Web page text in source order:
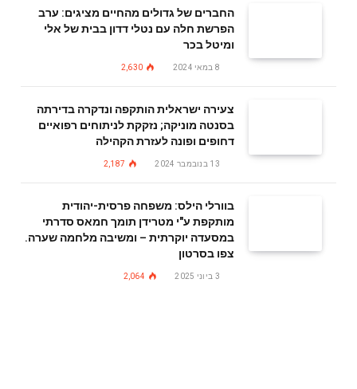
החברים של גדולים מהחיים מציגים: ערב
הפרשת חלה עם נטלי דדון בבית של אלי
ומיטל בכר
8 במאי 2024 2,630
צעירה ישראלית הותקפה ונדקרה בדירתה
בסנטה מוניקה; נזקקת לניתוחים רפואיים
דחופים ופונה לעזרת הקהילה
13 בנובמבר 2024 2,187
בוורלי הילס: משפחה פרסית-יהודית
מותקפת ע"י מטרידן תומך חמאס סדרתי
במסעדה יוקרתית – ומשיבה מלחמה שערה.
צפו בסרטון
3 ביוני 2025 2,064